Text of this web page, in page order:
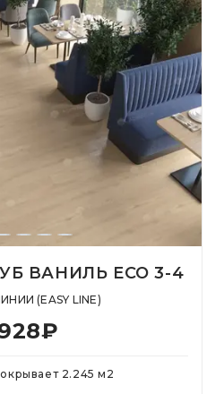
ВАНИЛЬ ЕСО 3-4
(EASY LINE)
₽
2.245 м 2